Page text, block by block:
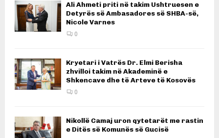
Ali Ahmeti priti në takim Ushtruesen e
Detyrës së Ambasadores së SHBA-së,
Nicole Varnes
0
Kryetari i Vatrës Dr. Elmi Berisha
zhvilloi takim në Akademinë e
Shkencave dhe të Arteve të Kosovës
0
Nikollë Camaj uron qytetarët me rastin
e Ditës së Komunës së Gucisë